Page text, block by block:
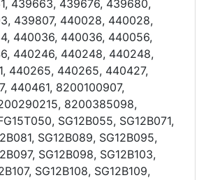
439663, 439676, 439680,
439807, 440028, 440028,
440036, 440036, 440056,
440246, 440248, 440248,
440265, 440265, 440427,
440461, 8200100907,
8200385098,
SG12B055, SG12B071,
SG12B089, SG12B095,
SG12B098, SG12B103,
SG12B108, SG12B109,